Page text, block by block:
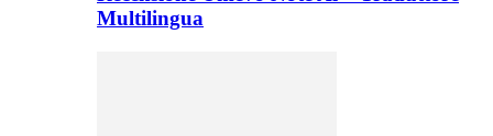
Multilingua